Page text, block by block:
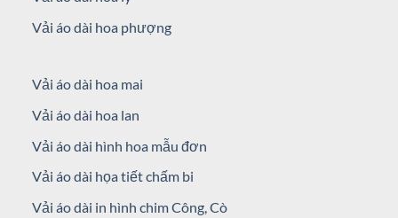
vai-ao-dai-in-hinh-hoa-nho-tren-duoi-mau-xanh-ngoc
Vải áo dài hoa phượng
Vải áo dài hoa mai
Vải áo dài hoa lan
Vải áo dài hình hoa mẫu đơn
Vải áo dài họa tiết chấm bi
Vải áo dài in hình chim Công, Cò